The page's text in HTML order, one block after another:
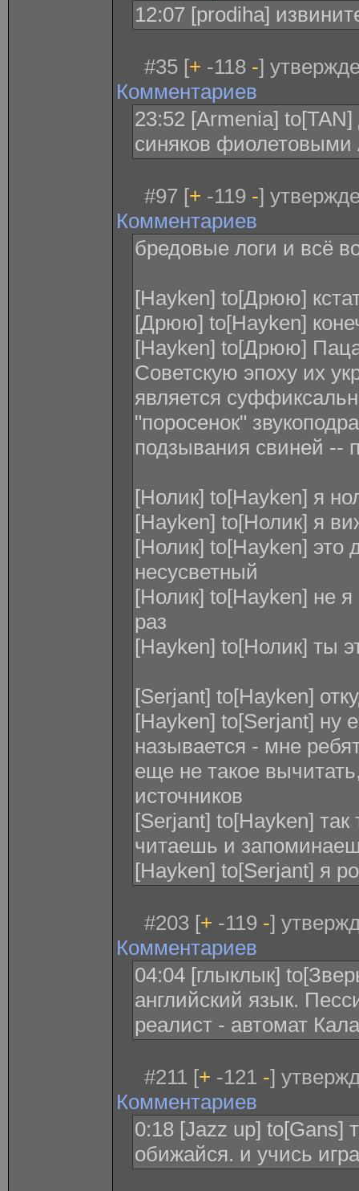
12:07 [prodiha]
#35 [+ -118 -]
Комментариев
23:52 [Armenia]
синяков фиолетовыми
#97 [+ -119 -]
Комментариев
бредовые логи и всё
[Hayken] to[Дрюю]
[Дрюю] to[Hayken]
[Hayken] to[Дрюю]
Советскую эпоху их
является
"поросенок"
подзывания свиней --
[Нолик] to[Hayken] я
[Hayken] to[Нолик] я
[Нолик] to[Hayken] это
несусветный
[Нолик] to[Hayken] не
раз
[Hayken] to[Нолик] ты
[Serjant] to[Hayken]
[Hayken] to[Serjant] ну
называется - мне
еще не такое
источников
[Serjant] to[Hayken]
читаешь и
[Hayken] to[Serjant] я
#203 [+ -119 -]
Комментариев
04:04 [глыклык]
английский язык.
реалист - автомат
#211 [+ -121 -]
Комментариев
0:18 [Jazz up] to[Gans]
обижайся. и учись